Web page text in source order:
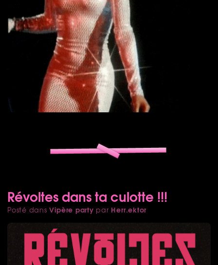
Révoltes dans ta culotte !!!
Posté dansVipère party par Herr.ektor